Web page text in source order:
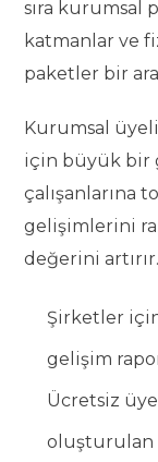
sıra kurumsal
katmanlar ve
paketler bir
Kurumsal
için büyük bir
çalışanlarına
gelişimlerini
değerini artırır.
Şirketler
gelişim
Ücretsiz
oluşturulan